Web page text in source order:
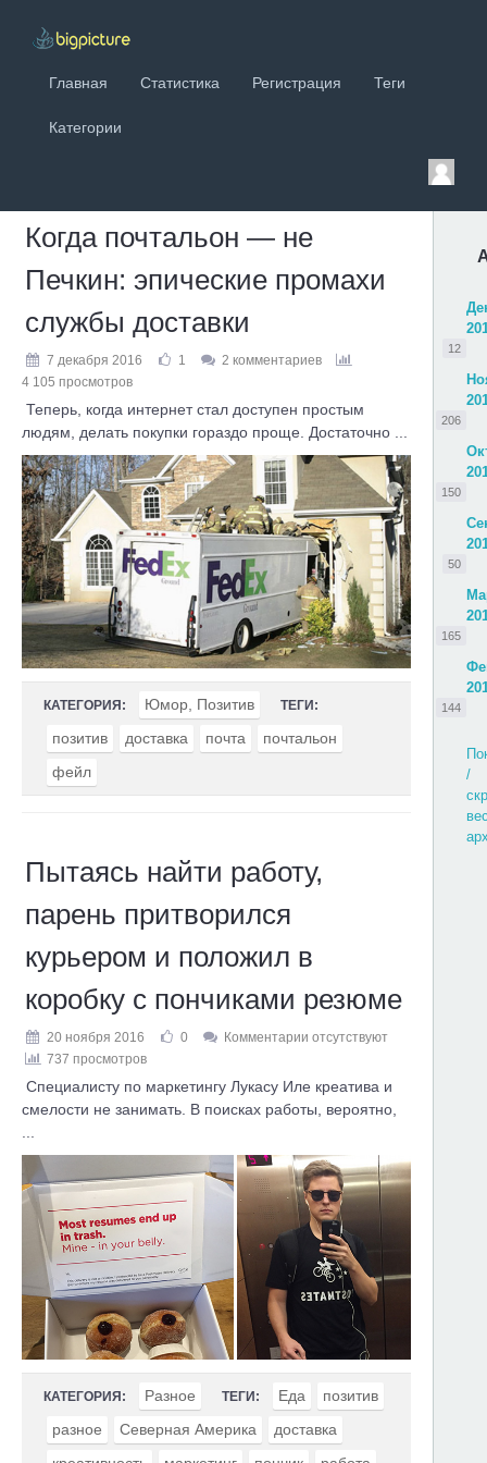
Главная Статистика Регистрация Теги
Категории
12
206
150
50
165
144
/
Когда почтальон — не
Печкин: эпические промахи
службы доставки
7 декабря 2016 1
2 комментариев
4 105 просмотров
Теперь, когда интернет стал доступен простым
людям, делать покупки гораздо проще. Достаточно ...
КАТЕГОРИЯ: Юмор, Позитив ТЕГИ:
позитив доставка почта
почтальон
фейл
Пытаясь найти работу,
парень притворился
курьером и положил в
коробку с пончиками резюме
20 ноября 2016 0
Комментарии отсутствуют
737 просмотров
Специалисту по маркетингу Лукасу Иле креатива и
смелости не занимать. В поисках работы, вероятно,
КАТЕГОРИЯ: Разное ТЕГИ: Еда
позитив
разное
Северная Америка
доставка